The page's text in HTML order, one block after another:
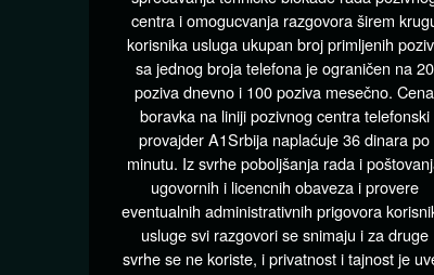
centra i omogucvanja razgovora širem
korisnika usluga ukupan broj primljenih
sa jednog broja telefona je ograničen na 20
poziva dnevno i 100 poziva mesečno. Cena
boravka na liniji pozivnog centra telefonski
provajder A1Srbija naplaćuje 36 dinara po
minutu. Iz svrhe poboljšanja rada i
ugovornih i licencnih obaveza i provere
eventualnih administrativnih prigovora
usluge svi razgovori se snimaju i za druge
svrhe se ne koriste, i privatnost i tajnost je